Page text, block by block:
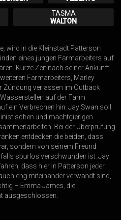
TASMA
WALTON
wird in die Kleinstadt Patterson
eines jungen Farmarbeiters auf
Kurze Zeit nach seiner Ankunft
Farmarbeiters, Marley
verlassen im Outback
auf der Farm
ein Verbrechen hin. Jay Swan soll
und machtgierigen
Bei der Überprüfung
entdecken die beiden, dass
sondern von seinem Freund
spurlos verschwunden ist. Jay
dass hier in Patterson jeder
eng miteinander verwandt sind,
– Emma James, die
ausgeschlossen.